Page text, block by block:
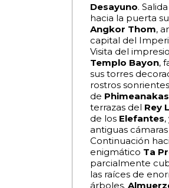
Desayuno.
hacia la puerta
Angkor Thom,
capital del
Visita del
Templo Bayon,
sus torres
rostros
de Phimeanakas
terrazas del Rey
de los Elefantes,
antiguas
Continuación
enigmático Ta
parcialmente
las raíces de
árboles.